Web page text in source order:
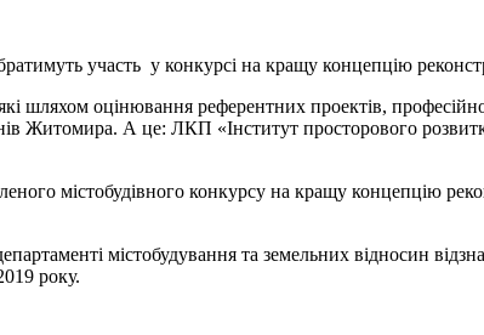
участь у конкурсі на кращу концепцію
оцінювання референтних проектів,
Житомира. А це: ЛКП «Інститут просторового
містобудівного конкурсу на кращу концепцію
містобудування та земельних відносин
року.